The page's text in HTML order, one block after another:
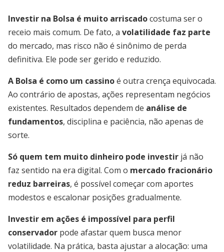
Investir na Bolsa é muito arriscadocostuma ser o
receio mais comum. De fato, a volatilidade faz parte
do mercado, mas risco não é sinônimo de perda
definitiva. Ele pode ser gerido e reduzido.
A Bolsa é como um cassinoé outra crença equivocada.
Ao contrário de apostas, ações representam negócios
existentes. Resultados dependem de análise de
fundamentos, disciplina e paciência, não apenas de
sorte.
Só quem tem muito dinheiro pode investir já não
faz sentido na era digital. Com o mercado fracionário
reduz barreiras, é possível começar com aportes
modestos e escalonar posições gradualmente.
Investir em ações é impossível para perfil
conservador pode afastar quem busca menor
volatilidade. Na prática, basta ajustar a alocação: uma